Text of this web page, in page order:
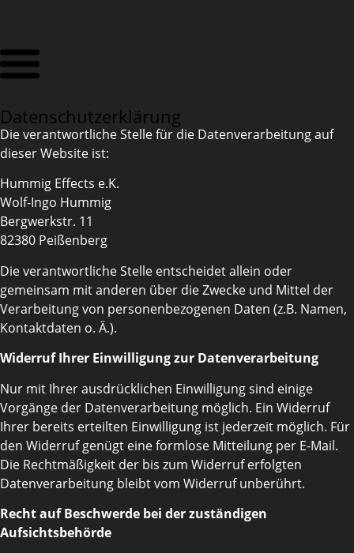
Datenschutzerklärung
Die verantwortliche Stelle für die Datenverarbeitung auf
dieser Website ist:
Hummig Effects e.K.
Wolf-Ingo Hummig
Bergwerkstr. 11
82380 Peißenberg
Die verantwortliche Stelle entscheidet allein oder
gemeinsam mit anderen über die Zwecke und Mittel der
Verarbeitung von personenbezogenen Daten (z.B. Namen,
Kontaktdaten o. Ä.).
Widerruf Ihrer Einwilligung zur Datenverarbeitung
Nur mit Ihrer ausdrücklichen Einwilligung sind einige
Vorgänge der Datenverarbeitung möglich. Ein Widerruf
Ihrer bereits erteilten Einwilligung ist jederzeit möglich. Für
den Widerruf genügt eine formlose Mitteilung per E-Mail.
Die Rechtmäßigkeit der bis zum Widerruf erfolgten
Datenverarbeitung bleibt vom Widerruf unberührt.
Recht auf Beschwerde bei der zuständigen
Aufsichtsbehörde